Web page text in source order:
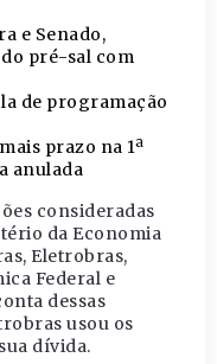
e Senado,
pré-sal com
de programação
prazo na 1ª
anulada
consideradas
da Economia
Eletrobras,
Federal e
dessas
usou os
dívida.